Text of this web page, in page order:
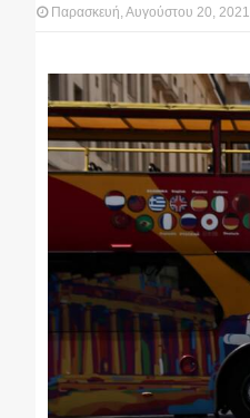
Παρασκευή, Αυγούστου 20, 2021